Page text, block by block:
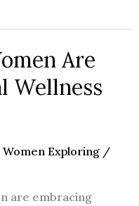
Are
Wellness
Exploring/
are embracing